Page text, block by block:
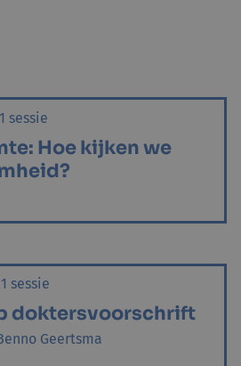
sessie
Hoe kijken we
sessie
doktersvoorschrift
Geertsma